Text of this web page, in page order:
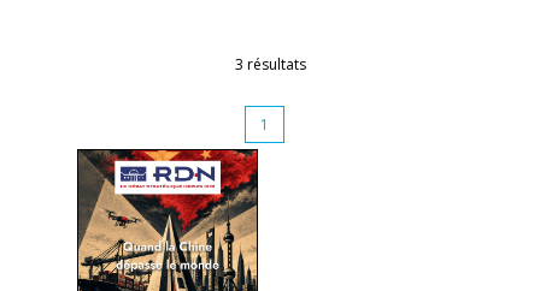
3 résultats
1